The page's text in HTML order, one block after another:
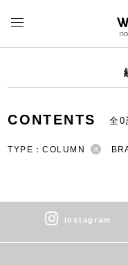
CONTENTS 全0
TYPE：COLUMN
instagram